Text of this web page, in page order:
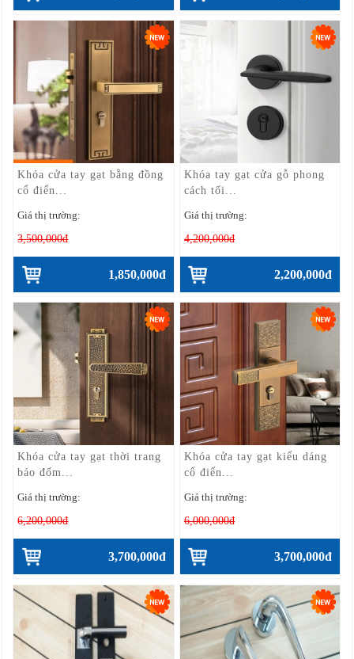
Khóa cửa tay gạt bằng đồng
cổ điển...
Giá thị trường:
3,500,000đ
1,850,000đ
Khóa tay gạt cửa gỗ phong
cách tối...
Giá thị trường:
4,200,000đ
2,200,000đ
Khóa cửa tay gạt thời trang
báo đốm...
Giá thị trường:
6,200,000đ
3,700,000đ
Khóa cửa tay gạt kiểu dáng
cổ điển...
Giá thị trường:
6,000,000đ
3,700,000đ